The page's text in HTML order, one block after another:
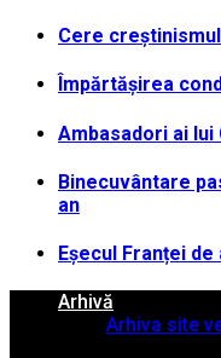
Cere
Împărtășirea
Ambasadori ai lui
Binecuvântare
an
Eșecul Franței
Arhivă
Arhiva site